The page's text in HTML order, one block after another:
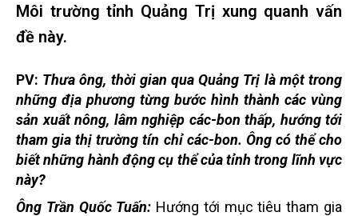
Môi trường tỉnh Quảng Trị xung quanh vấn
đề này.
PV: Thưa ông, thời gian qua Quảng Trị là một trong
những địa phương từng bước hình thành các vùng
sản xuất nông, lâm nghiệp các-bon thấp, hướng tới
tham gia thị trường tín chỉ các-bon. Ông có thể cho
biết những hành động cụ thể của tỉnh trong lĩnh vực
này?
Ông Trần Quốc Tuấn: Hướng tới mục tiêu tham gia